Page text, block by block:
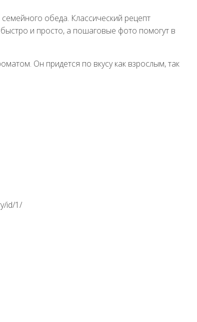
обеда. Классический рецепт
и просто, а пошаговые фото помогут в
Он придется по вкусу как взрослым, так
id/1/